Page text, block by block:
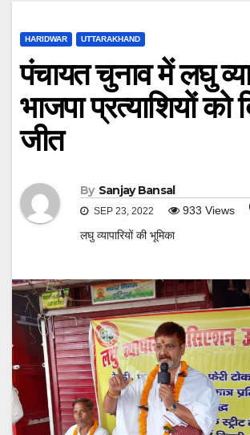
HARIDWAR UTTARAKHAND
पंचायत चुनाव में लघु
भाजपा प्रत्याशियों को
जीत
By Sanjay Bansal
SEP 23, 2022 933 Views
लघु व्यापारियों की भूमिका